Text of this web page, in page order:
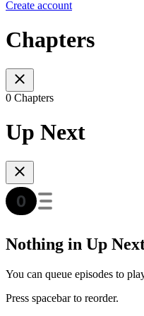
Create account
Chapters
0 Chapters
Up Next
Nothing in Up
You can queue episodes to
Press spacebar to reorder.